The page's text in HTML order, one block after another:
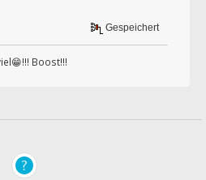
Gespeichert
Boost!!!